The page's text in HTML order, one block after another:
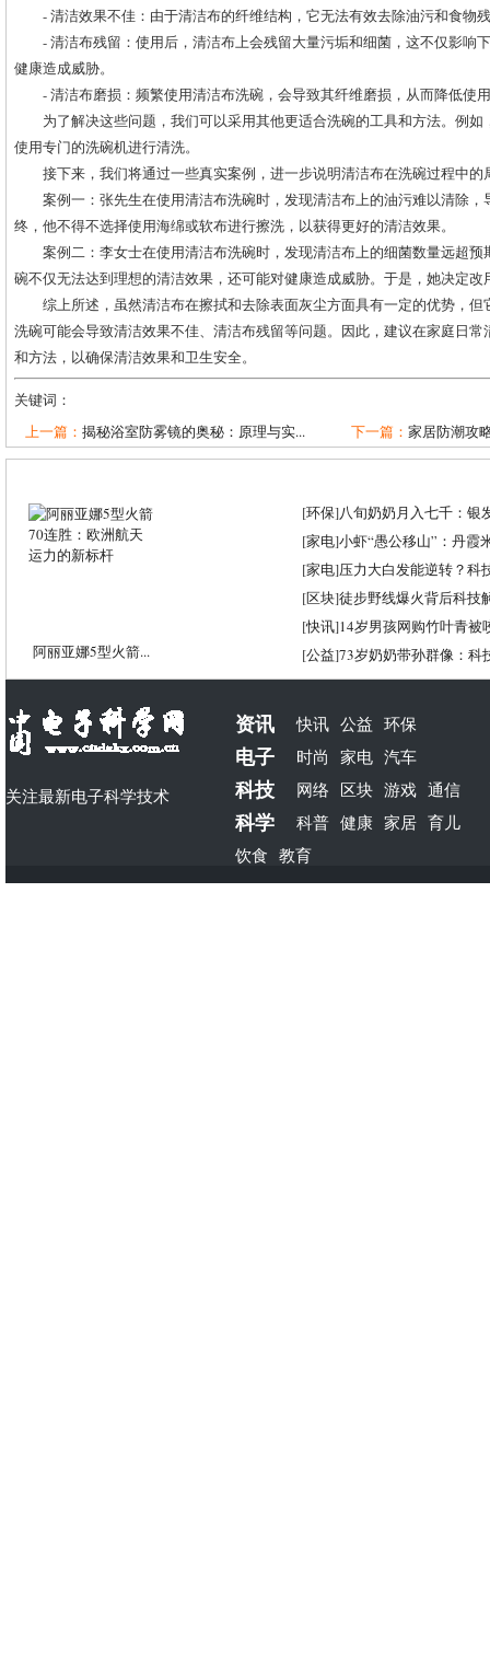
- 清洁效果不佳：由于清洁布的纤维结构，它无法有效去除油污和食物
- 清洁布残留：使用后，清洁布上会残留大量污垢和细菌，这不仅影响
健康造成威胁。
- 清洁布磨损：频繁使用清洁布洗碗，会导致其纤维磨损，从而降低使
为了解决这些问题，我们可以采用其他更适合洗碗的工具和方法。例
使用专门的洗碗机进行清洗。
接下来，我们将通过一些真实案例，进一步说明清洁布在洗碗过程中的
案例一：张先生在使用清洁布洗碗时，发现清洁布上的油污难以清除
终，他不得不选择使用海绵或软布进行擦洗，以获得更好的清洁效果。
案例二：李女士在使用清洁布洗碗时，发现清洁布上的细菌数量远超
碗不仅无法达到理想的清洁效果，还可能对健康造成威胁。于是，她决定改
综上所述，虽然清洁布在擦拭和去除表面灰尘方面具有一定的优势，
洗碗可能会导致清洁效果不佳、清洁布残留等问题。因此，建议在家庭日
和方法，以确保清洁效果和卫生安全。
关键词：
上一篇： 揭秘浴室防雾镜的奥秘：原理与实... 下一篇： 家居防潮攻
阿丽亚娜5型火箭...
[环保]八旬奶奶月入七千：银
[家电]小虾“愚公移山”：丹霞
[家电]压力大白发能逆转？科
[区块]徒步野线爆火背后科技
[快讯]14岁男孩网购竹叶青被
[公益]73岁奶奶带孙群像：科
关注最新电子科学技术
资讯 快讯 公益 环保
电子 时尚 家电 汽车
科技 网络 区块 游戏 通信
科学 科普 健康 家居 育儿
饮食 教育